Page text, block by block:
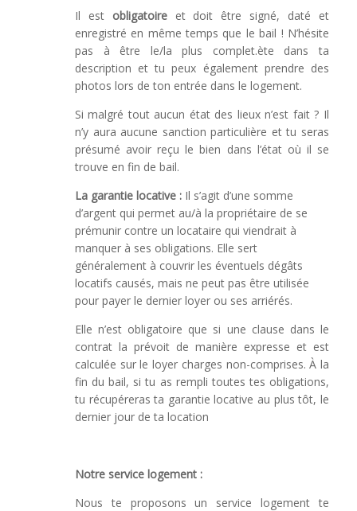
Il est obligatoireet doit être signé, daté et
enregistré en même temps que le bail ! N’hésite
pas à être le/la plus complet.ète dans ta
description et tu peux également prendre des
photos lors de ton entrée dans le logement.
Si malgré tout aucun état des lieux n’est fait ? Il
n’y aura aucune sanction particulière et tu seras
présumé avoir reçu le bien dans l’état où il se
trouve en fin de bail.
La garantie locative :Il s’agit d’une somme
d’argent qui permet au/à la propriétaire de se
prémunir contre un locataire qui viendrait à
manquer à ses obligations. Elle sert
généralement à couvrir les éventuels dégâts
locatifs causés, mais ne peut pas être utilisée
pour payer le dernier loyer ou ses arriérés.
Elle n’est obligatoire que si une clause dans le
contrat la prévoit de manière expresse et est
calculée sur le loyer charges non-comprises. À la
fin du bail, si tu as rempli toutes tes obligations,
tu récupéreras ta garantie locative au plus tôt, le
dernier jour de ta location
Notre service logement :
Nous te proposons un service logement te